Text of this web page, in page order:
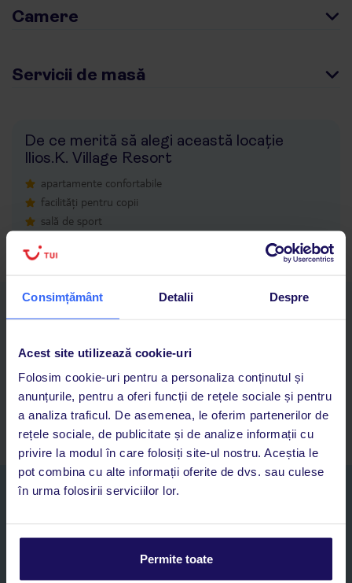
Consimțământ Detalii Despre
Acest site utilizează cookie-uri
Folosim cookie-uri pentru a personaliza conținutul și
anunțurile, pentru a oferi funcții de rețele sociale și pentru
a analiza traficul. De asemenea, le oferim partenerilor de
rețele sociale, de publicitate și de analize informații cu
privire la modul în care folosiți site-ul nostru. Aceștia le
pot combina cu alte informații oferite de dvs. sau culese
în urma folosirii serviciilor lor.
Permite toate
Camere
Servicii de masă
De ce merită să alegi această locație
Ilios.K. Village Resort
apartamente confortabile
facilități pentru copii
sală de sport
Descarcă acum aplicația TUI
Adaugi la favorite vacanțele care îți plac și revii oricând la ele
singură aplicație
Asistență 24/7 prin chat, pe toată durata vacanței
Abonați-vă la newsletter